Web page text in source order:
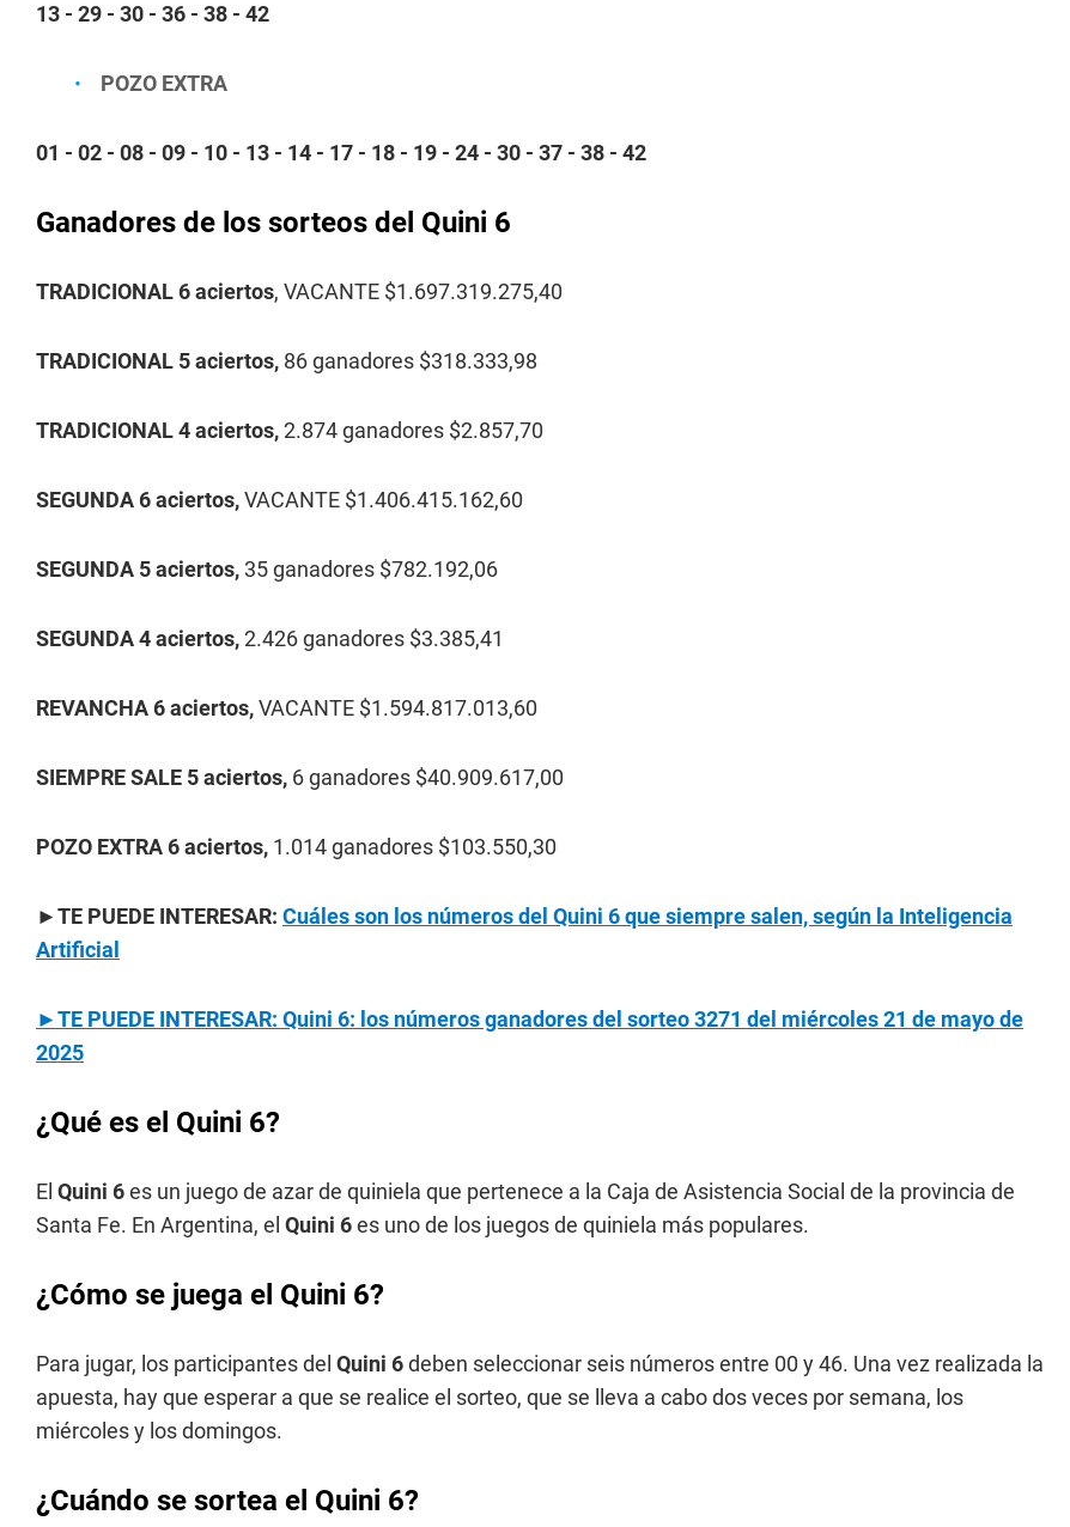
13 - 29 - 30 - 36 - 38 - 42
POZO EXTRA
01 - 02 - 08 - 09 - 10 - 13 - 14 - 17 - 18 - 19 - 24 - 30 - 37 - 38 - 42
Ganadores de los sorteos del Quini 6
TRADICIONAL 6 aciertos, VACANTE $1.697.319.275,40
TRADICIONAL 5 aciertos, 86 ganadores $318.333,98
TRADICIONAL 4 aciertos,2.874 ganadores $2.857,70
SEGUNDA 6 aciertos,VACANTE $1.406.415.162,60
SEGUNDA 5 aciertos, 35 ganadores $782.192,06
SEGUNDA 4 aciertos,2.426 ganadores $3.385,41
REVANCHA 6 aciertos,VACANTE $1.594.817.013,60
SIEMPRE SALE 5 aciertos, 6 ganadores $40.909.617,00
POZO EXTRA 6 aciertos, 1.014 ganadores $103.550,30
►TE PUEDE INTERESAR: Cuáles son los números del Quini 6 que siempre salen, según la Inteligencia
Artificial
►TE PUEDE INTERESAR: Quini 6: los números ganadores del sorteo 3271 del miércoles 21 de mayo de
2025
¿Qué es el Quini 6?
El Quini 6es un juego de azar de quiniela que pertenece a la Caja de Asistencia Social de la provincia de
Santa Fe. En Argentina, el Quini 6es uno de los juegos de quiniela más populares.
¿Cómo se juega el Quini 6?
Para jugar, los participantes del Quini 6deben seleccionar seis números entre 00 y 46. Una vez realizada la
apuesta, hay que esperar a que se realice el sorteo, que se lleva a cabo dos veces por semana, los
miércoles y los domingos.
¿Cuándo se sortea el Quini 6?